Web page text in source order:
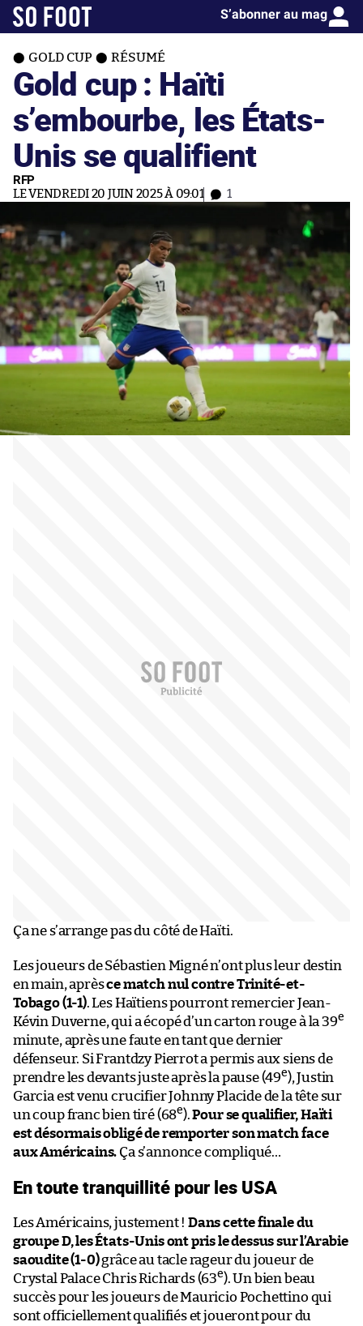
S’abonner au mag
GOLD CUP RÉSUMÉ
Gold cup : Haïti
s’embourbe, les États-
Unis se qualifient
RFP
LE VENDREDI 20 JUIN 2025 À 09:01 1
Ça ne s’arrange pas du côté de Haïti.
Les joueurs de Sébastien Migné n’ont plus leur destin
en main, aprèsce match nul contre Trinité-et-
Tobago (1-1). Les Haïtiens pourront remercier Jean-
Kévin Duverne, qui a écopé d’un carton rouge à la 39e
minute, après une faute en tant que dernier
défenseur. Si Frantdzy Pierrot a permis aux siens de
prendre les devants juste après la pause (49e), Justin
Garcia est venu crucifier Johnny Placide de la tête sur
un coup franc bien tiré (68e).Pour se qualifier, Haïti
est désormais obligé de remporter son match face
aux Américains. Ça s’annonce compliqué…
En toute tranquillité pour les USA
Les Américains, justement ! Dans cette finale du
groupe D, les États-Unis ont pris le dessus sur l’Arabie
saoudite (1-0)grâce au tacle rageur du joueur de
Crystal Palace Chris Richards (63e). Un bien beau
succès pour les joueurs de Mauricio Pochettino qui
sont officiellement qualifiés et joueront pour du